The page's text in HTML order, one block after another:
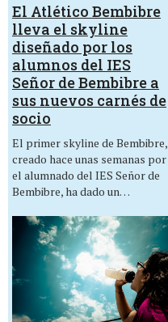
El Atlético Bembibre
lleva el skyline
diseñado por los
alumnos del IES
Señor de Bembibre a
sus nuevos carnés de
socio
El primer skyline de Bembibre,
creado hace unas semanas por
el alumnado del IES Señor de
Bembibre, ha dado un…